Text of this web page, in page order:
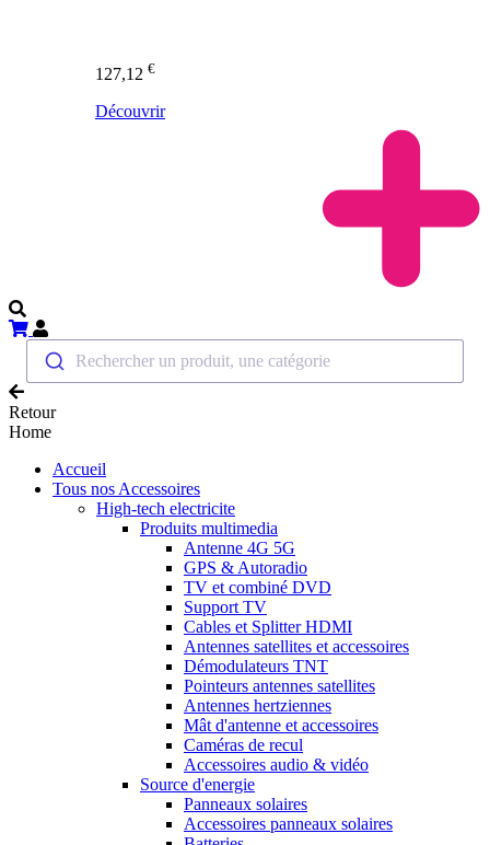
127,12 €
Découvrir
Rechercher un produit, une catégorie
Retour
Home
Accueil
Tous nos Accessoires
High-tech electricite
Produits multimedia
Antenne 4G 5G
GPS & Autoradio
TV et combiné DVD
Support TV
Cables et Splitter HDMI
Antennes satellites et accessoires
Démodulateurs TNT
Pointeurs antennes satellites
Antennes hertziennes
Mât d'antenne et accessoires
Caméras de recul
Accessoires audio & vidéo
Source d'energie
Panneaux solaires
Accessoires panneaux solaires